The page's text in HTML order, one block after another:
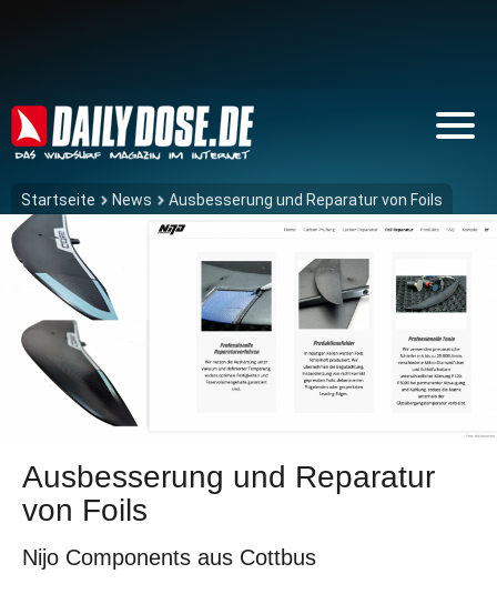
Startseite News Ausbesserung und Reparatur von Foils
Ausbesserung und Reparatur
von Foils
Nijo Components aus Cottbus